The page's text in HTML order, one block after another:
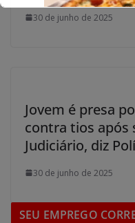
30 de junho de 2025
Jovem é presa
contra tios após
Judiciário, diz
30 de junho de 2025
SEU EMPREGO